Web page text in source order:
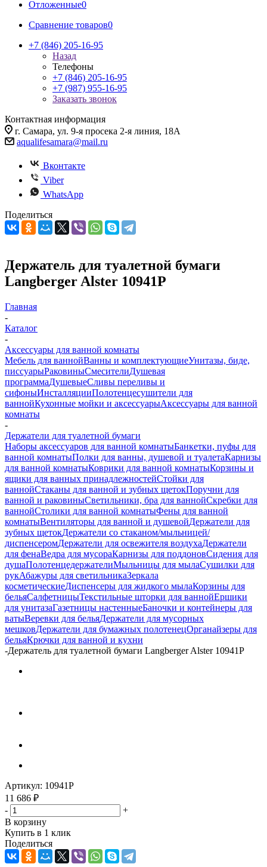
Отложенные0
Сравнение товаров0
+7 (846) 205-16-95
Назад
Телефоны
+7 (846) 205-16-95
+7 (987) 955-16-95
Заказать звонок
Контактная информация
г. Самара, ул. 9-я просека 2-я линия, 18А
aqualifesamara@mail.ru
Вконтакте
Viber
WhatsApp
Поделиться
Держатель для туалетной бумаги
Langberger Alster 10941P
Главная
-
Каталог
-
Аксессуары для ванной комнаты
Мебель для ваннойВанны и комплектующиеУнитазы, биде,
писсуарыРаковиныСмесителиДушевая
программаДушевыеСливы переливы и
сифоныИнсталляцииПолотенцесушители для
ваннойКухонные мойки и аксессуарыАксессуары для ванной
комнаты
-
Держатели для туалетной бумаги
Наборы аксессуаров для ванной комнатыБанкетки, пуфы для
ванной комнатыПолки для ванны, душевой и туалетаКарнизы
для ванной комнатыКоврики для ванной комнатыКорзины и
ящики для ванных принадлежностейСтойки для
ваннойСтаканы для ванной и зубных щетокПоручни для
ванной и раковиныСветильники, бра для ваннойСкребки для
ваннойСтолики для ванной комнатыФены для ванной
комнатыВентиляторы для ванной и душевойДержатели для
зубных щетокДержатели со стаканом/мыльницей/
диспенсеромДержатели для освежителя воздухаДержатели
для фенаВедра для мусораКарнизы для поддоновСидения для
душаПолотенцедержателиМыльницы для мылаСушилки для
рукАбажуры для светильникаЗеркала
косметическиеДиспенсеры для жидкого мылаКорзины для
бельяСалфетницыТекстильные шторки для ваннойЕршики
для унитазаГазетницы настенныеБаночки и контейнеры для
ватыВеревки для бельяДержатели для мусорных
мешковДержатели для бумажных полотенецОрганайзеры для
бельяКрючки для ванной и кухни
-Держатель для туалетной бумаги Langberger Alster 10941P
Артикул: 10941P
11 686 ₽
-
+
В корзину
Купить в 1 клик
Поделиться